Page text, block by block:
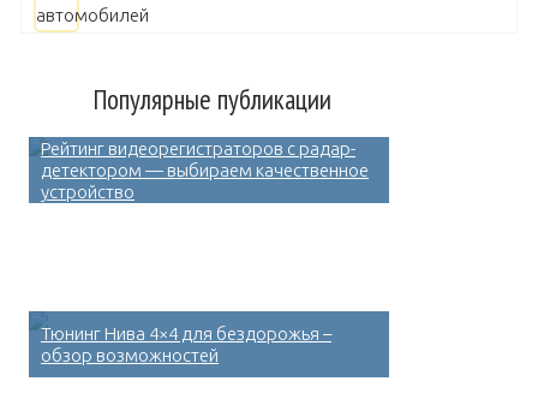
Популярные публикации
Рейтинг видеорегистраторов с радар-
детектором — выбираем качественное
устройство
Тюнинг Нива 4×4 для бездорожья –
обзор возможностей